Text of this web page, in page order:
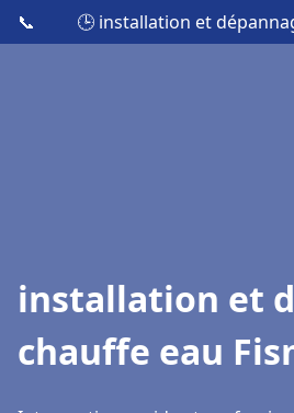
📞 🕒 installation et
installation et
chauffe eau